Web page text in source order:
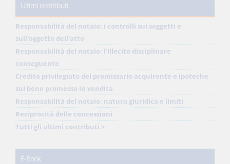
Ultimi contributi
Responsabilità del notaio: i controlli sui soggetti e
sull'oggetto dell'atto
Responsabilità del notaio: l'illecito disciplinare
conseguente
Credito privilegiato del promissario acquirente e ipoteche
sul bene promesso in vendita
Responsabilità del notaio: natura giuridica e limiti
Reciprocità delle concessioni
Tutti gli ultimi contributi >
E-Book